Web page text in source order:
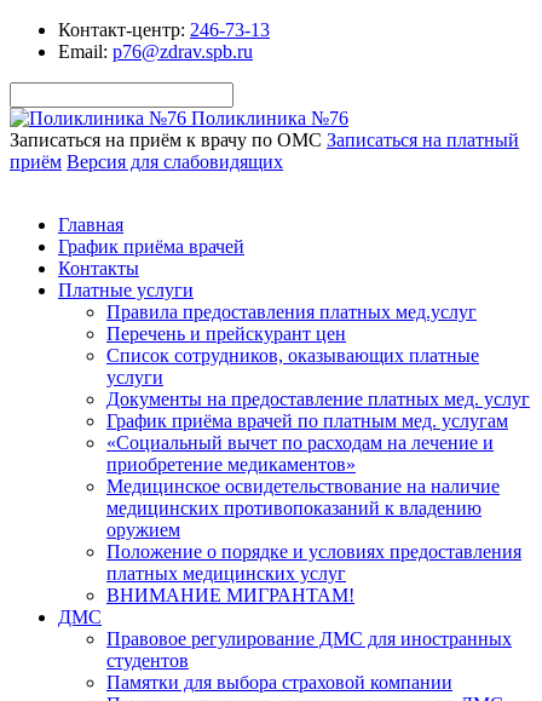
Контакт-центр: 246-73-13
Email: p76@zdrav.spb.ru
Поликлиника №76
Записаться на приём к врачу по ОМС Записаться на платный
приём Версия для слабовидящих
Главная
График приёма врачей
Контакты
Платные услуги
Правила предоставления платных мед.услуг
Перечень и прейскурант цен
Список сотрудников, оказывающих платные
услуги
Документы на предоставление платных мед. услуг
График приёма врачей по платным мед. услугам
«Социальный вычет по расходам на лечение и
приобретение медикаментов»
Медицинское освидетельствование на наличие
медицинских противопоказаний к владению
оружием
Положение о порядке и условиях предоставления
платных медицинских услуг
ВНИМАНИЕ МИГРАНТАМ!
ДМС
Правовое регулирование ДМС для иностранных
студентов
Памятки для выбора страховой компании